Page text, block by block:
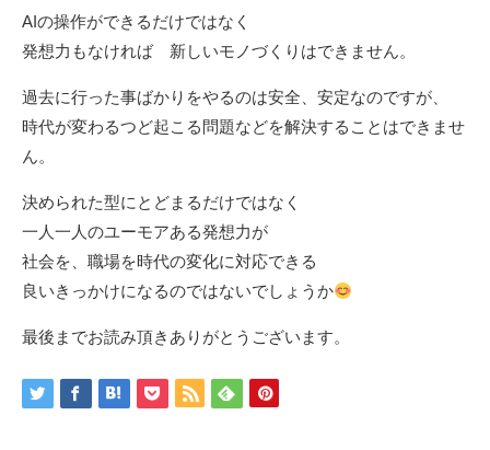
AIの操作ができるだけではなく
発想力もなければ 新しいモノづくりはできません。
過去に行った事ばかりをやるのは安全、安定なのですが、
時代が変わるつど起こる問題などを解決することはできませ
ん。
決められた型にとどまるだけではなく
一人一人のユーモアある発想力が
社会を、職場を時代の変化に対応できる
良いきっかけになるのではないでしょうか
最後までお読み頂きありがとうございます。